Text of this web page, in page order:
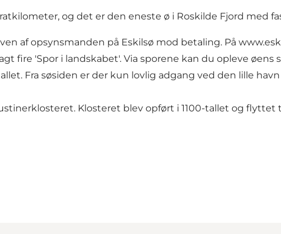
og det er den eneste ø i Roskilde Fjord med
af opsynsmanden på Eskilsø mod betaling. På
fire 'Spor i landskabet'. Via sporene kan du opleve øens
Fra søsiden er der kun lovlig adgang ved den lille
Klosteret blev opført i 1100-tallet og